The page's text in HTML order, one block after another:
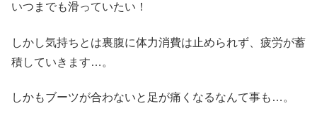
いつまでも滑っていたい！
しかし気持ちとは裏腹に体力消費は止められず、疲労が蓄
積していきます…。
しかもブーツが合わないと足が痛くなるなんて事も…。